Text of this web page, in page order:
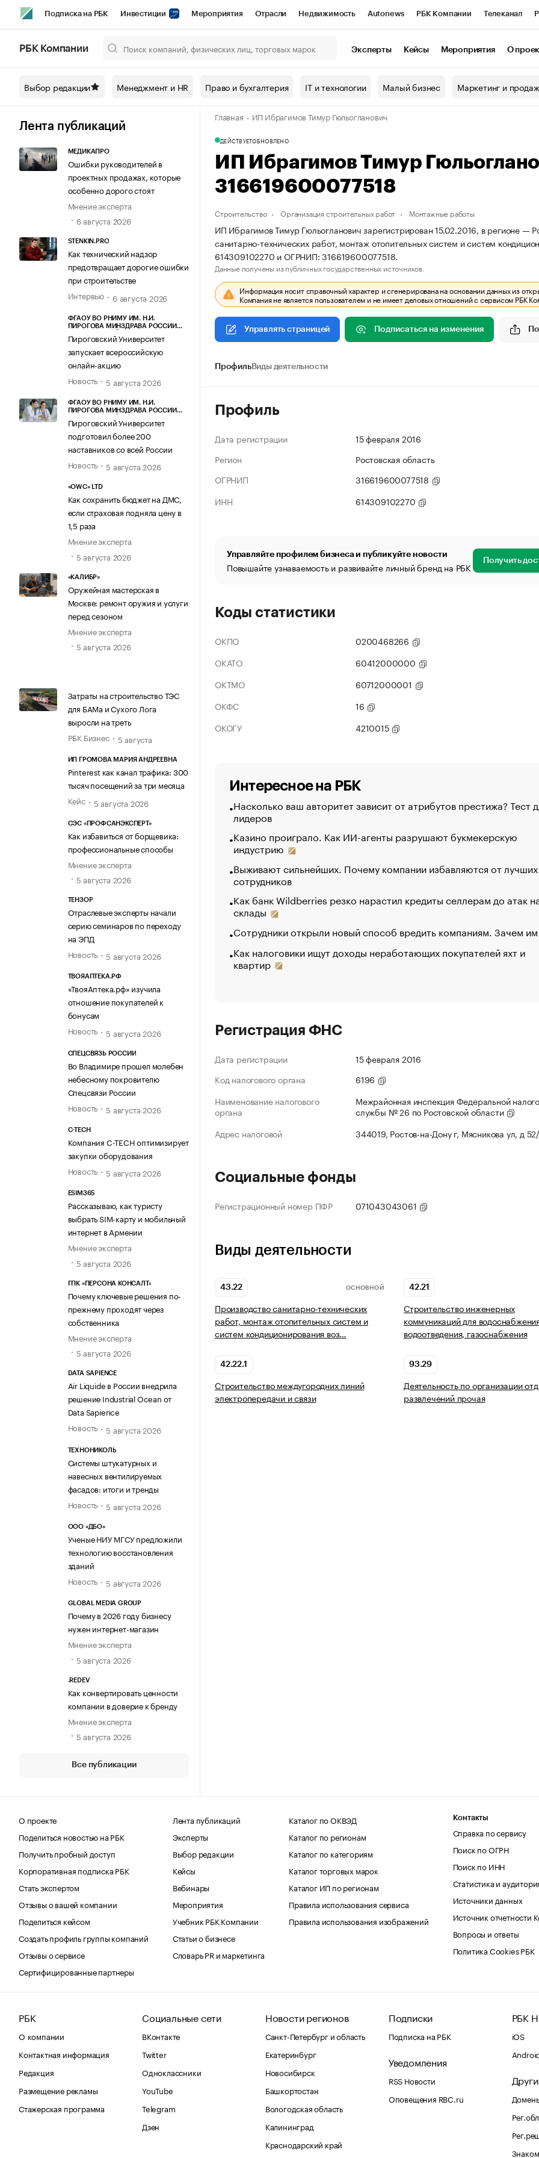
Подписка на РБК Инвестиции Мероприятия Отрасли Недвижимость Autonews РБК Компании Телеканал
Спецпроекты СПб Конференции СПб Спецпроекты Проверка контрагентов
Технологии и медиа Рынок наличной валюты
РБК Компании Эксперты Кейсы Мероприятия О
Выбор редакции Менеджмент и HR Право и бухгалтерия IT и технологии Малый бизнес Маркетинг и
Лента публикаций
МЕДИКАПРО
Ошибки руководителей в
проектных продажах, которые
особенно дорого стоят
Мнение эксперта
6 августа 2026
STENKIN.PRO
Как технический надзор
предотвращает дорогие ошибки
при строительстве
Интервью
6 августа 2026
ФГАОУ ВО РНИМУ ИМ. Н.И.
ПИРОГОВА МИНЗДРАВА РОССИИ
Пироговский Университет
запускает всероссийскую
онлайн-акцию
Новость
5 августа 2026
ФГАОУ ВО РНИМУ ИМ. Н.И.
ПИРОГОВА МИНЗДРАВА РОССИИ
Пироговский Университет
подготовил более 200
наставников со всей России
Новость
5 августа 2026
«OWC» LTD
Как сохранить бюджет на ДМС,
если страховая подняла цену в
1,5 раза
Мнение эксперта
5 августа 2026
«КАЛИБР»
Оружейная мастерская в
Москве: ремонт оружия и услуги
перед сезоном
Мнение эксперта
5 августа 2026
Затраты на строительство ТЭС
для БАМа и Сухого Лога
выросли на треть
РБК Бизнес
5 августа
ИП ГРОМОВА МАРИЯ АНДРЕЕВНА
Pinterest как канал трафика: 300
тысяч посещений за три месяца
Кейс
5 августа 2026
СЭС «ПРОФСАНЭКСПЕРТ»
Как избавиться от борщевика:
профессиональные способы
Мнение эксперта
5 августа 2026
ТЕНЗОР
Отраслевые эксперты начали
серию семинаров по переходу
на ЭПД
Новость
5 августа 2026
ТВОЯАПТЕКА.РФ
«ТвояАптека.рф» изучила
отношение покупателей к
бонусам
Новость
5 августа 2026
СПЕЦСВЯЗЬ РОССИИ
Во Владимире прошел молебен
небесному покровителю
Спецсвязи России
Новость
5 августа 2026
C-TECH
Компания C-TECH оптимизирует
закупки оборудования
Новость
5 августа 2026
ESIM365
Рассказываю, как туристу
выбрать SIM-карту и мобильный
интернет в Армении
Мнение эксперта
5 августа 2026
ГПК «ПЕРСОНА КОНСАЛТ»
Почему ключевые решения по-
прежнему проходят через
собственника
Мнение эксперта
5 августа 2026
DATA SAPIENCE
Air Liquide в России внедрила
решение Industrial Ocean от
Data Sapience
Новость
5 августа 2026
ТЕХНОНИКОЛЬ
Системы штукатурных и
навесных вентилируемых
фасадов: итоги и тренды
Новость
5 августа 2026
ООО «ДБО»
Ученые НИУ МГСУ предложили
технологию восстановления
зданий
Новость
5 августа 2026
GLOBAL MEDIA GROUP
Почему в 2026 году бизнесу
нужен интернет-магазин
Мнение эксперта
5 августа 2026
.REDEV
Как конвертировать ценности
компании в доверие к бренду
Мнение эксперта
5 августа 2026
Все публикации
Главная ИП Ибрагимов Тимур Гюльогланович
ДЕЙСТВУЕТОБНОВЛЕНО
ИП Ибрагимов Тимур
316619600077518
Строительство Организация строительных работ Монтажные работы
ИП Ибрагимов Тимур Гюльогланович зарегистрирован 15.02.2016, в регионе —
санитарно-технических работ, монтаж отопительных систем и систем
614309102270 и ОГРНИП: 316619600077518.
Данные получены из публичных государственных источников.
Информация носит справочный характер и сгенерирована на основании данных из
Компания не является пользователем и не имеет деловых отношений с сервисом РБК
Управлять страницей Подписаться на изменения
ПрофильВиды деятельности
Профиль
Дата регистрации
15 февраля 2016
Регион
Ростовская область
ОГРНИП
316619600077518
ИНН
614309102270
Управляйте профилем бизнеса и публикуйте новости
Повышайте узнаваемость и развивайте личный бренд на РБК Получить
Коды статистики
ОКПО
0200468266
ОКАТО
60412000000
ОКТМО
60712000001
ОКФС
16
ОКОГУ
4210015
Интересное на РБК
Насколько ваш авторитет зависит от атрибутов престижа? Тест
лидеров
Казино проиграло. Как ИИ-агенты разрушают букмекерскую
индустрию
Выживают сильнейших. Почему компании избавляются от лучших
сотрудников
Как банк Wildberries резко нарастил кредиты селлерам до атак
склады
Сотрудники открыли новый способ вредить компаниям. Зачем
Как налоговики ищут доходы неработающих покупателей яхт и
квартир
Регистрация ФНС
Дата регистрации
15 февраля 2016
Код налогового органа
6196
Наименование налогового
органа
Межрайонная инспекция Федеральной
службы № 26 по Ростовской области
Адрес налоговой
344019, Ростов-на-Дону г, Мясникова ул, д
Социальные фонды
Регистрационный номер ПФР 071043043061
Виды деятельности
43.22 ОСНОВНОЙ
Производство санитарно-технических
работ, монтаж отопительных систем и
систем кондиционирования воз…
42.21
Строительство инженерных
коммуникаций для
водоотведения, газоснабжения
42.22.1
Строительство междугородних линий
электропередачи и связи
93.29
Деятельность по организации
развлечений прочая
О проекте
Поделиться новостью на РБК
Получить пробный доступ
Корпоративная подписка РБК
Стать экспертом
Отзывы о вашей компании
Поделиться кейсом
Создать профиль группы компаний
Отзывы о сервисе
Сертифицированные партнеры
Лента публикаций
Эксперты
Выбор редакции
Кейсы
Вебинары
Мероприятия
Учебник РБК Компании
Статьи о бизнесе
Словарь PR и маркетинга
Каталог по ОКВЭД
Каталог по регионам
Каталог по категориям
Каталог торговых марок
Каталог ИП по регионам
Правила использования сервиса
Правила использования изображений
Контакты
Справка по сервису
Поиск по ОГРН
Поиск по ИНН
Статистика и
Источники данных
Источник отчетности
Вопросы и ответы
Политика Cookies РБК
РБК
О компании
Контактная информация
Редакция
Размещение рекламы
Стажерская программа
Социальные сети
ВКонтакте
Twitter
Одноклассники
YouTube
Telegram
Дзен
Новости регионов
Санкт-Петербург и область
Екатеринбург
Новосибирск
Башкортостан
Вологодская область
Калининград
Краснодарский край
Подписки
Подписка на РБК
Уведомления
RSS Новости
Оповещения RBC.ru
РБК
iOS